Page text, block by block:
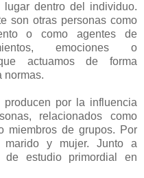
lugar dentro del individuo.
son otras personas como
o como agentes de
emociones o
actuamos de forma
normas.
producen por la influencia
relacionados como
miembros de grupos. Por
marido y mujer. Junto a
de estudio primordial en